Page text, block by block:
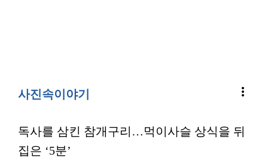
사진속이야기 more_vert
독사를 삼킨 참개구리…먹이사슬 상식을 뒤
집은 ‘5분’